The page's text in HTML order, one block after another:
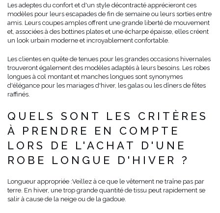
Les adeptes du confort et d'un style décontracté apprécieront ces
modèles pour leurs escapades de fin de semaine ou leurs sorties entre
amis. Leurs coupes amples offrent une grande liberté de mouvement
et, associées à des bottines plates et une écharpe épaisse, elles créent
un look urbain moderne et incroyablement confortable.
Les clientes en quête de tenues pour les grandes occasions hivernales
trouveront également des modèles adaptés à leurs besoins. Les robes
longues à col montant et manches longues sont synonymes
d'élégance pour les mariages d'hiver, les galas ou les dîners de fêtes
raffinés.
QUELS SONT LES CRITÈRES
À PRENDRE EN COMPTE
LORS DE L'ACHAT D'UNE
ROBE LONGUE D'HIVER ?
Longueur appropriée :Veillez à ce que le vêtement ne traîne pas par
terre. En hiver, une trop grande quantité de tissu peut rapidement se
salir à cause de la neige ou de la gadoue.